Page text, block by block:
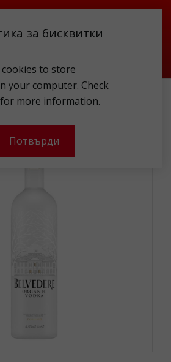
за бисквитки
to store
your computer. Check
more information.
Потвърди
VODKA 40% 1L